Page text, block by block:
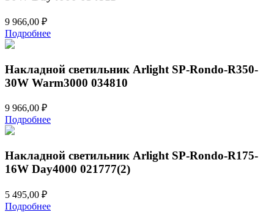
9 966,00 ₽
Подробнее
Накладной светильник Arlight SP-Rondo-R350-
30W Warm3000 034810
9 966,00 ₽
Подробнее
Накладной светильник Arlight SP-Rondo-R175-
16W Day4000 021777(2)
5 495,00 ₽
Подробнее